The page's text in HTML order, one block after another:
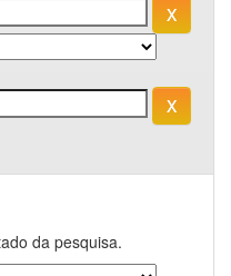
da pesquisa.